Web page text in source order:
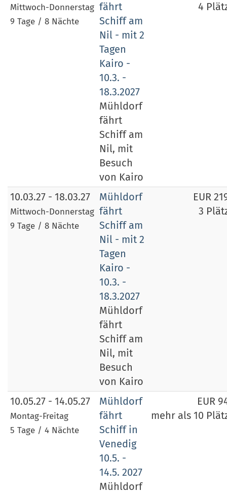
Mittwoch-Donnerstag
9 Tage / 8 Nächte
fährt
Schiff am
Nil - mit 2
Tagen
Kairo -
10.3. -
18.3.2027
Mühldorf
fährt
Schiff am
Nil, mit
Besuch
von Kairo
4
10.03.27 - 18.03.27
Mittwoch-Donnerstag
9 Tage / 8 Nächte
Mühldorf
fährt
Schiff am
Nil - mit 2
Tagen
Kairo -
10.3. -
18.3.2027
Mühldorf
fährt
Schiff am
Nil, mit
Besuch
von Kairo
EUR
3
10.05.27 - 14.05.27
Montag-Freitag
5 Tage / 4 Nächte
Mühldorf
fährt
Schiff in
Venedig
10.5. -
14.5. 2027
Mühldorf
EUR
mehr als 10